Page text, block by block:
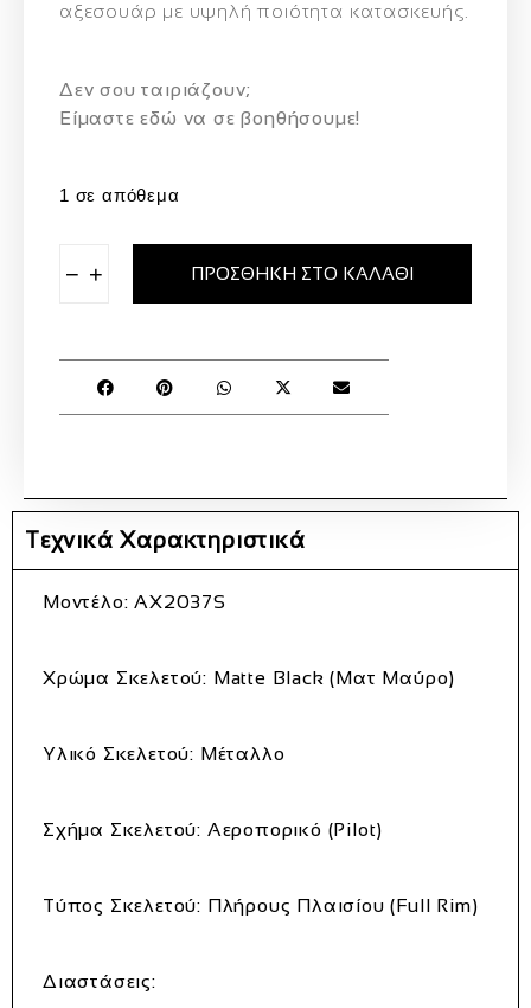
αξεσουάρ με υψηλήποιότητα κατασκευής.
Δεν σου ταιριάζουν;
Eίμαστε εδώ να σε βοηθήσουμε!
1 σε απόθεμα
− + ΠΡΟΣΘΉΚΗ ΣΤΟ ΚΑΛΆΘΙ
Τεχνικά Χαρακτηριστικά
Μοντέλο: AX2037S
Χρώμα Σκελετού: Matte Black (Ματ Μαύρο)
Υλικό Σκελετού: Μέταλλο
Σχήμα Σκελετού: Αεροπορικό (Pilot)
Τύπος Σκελετού: Πλήρους Πλαισίου (Full Rim)
Διαστάσεις: